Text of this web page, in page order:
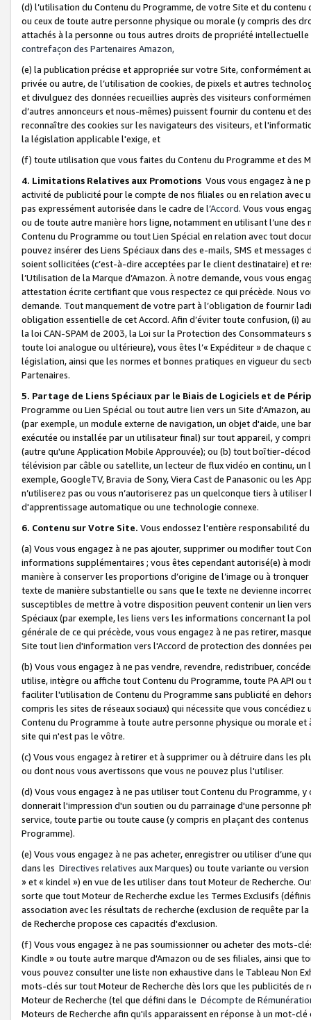
(d) l’utilisation du Contenu du Programme, de votre Site et du
ou ceux de toute autre personne physique ou morale (y compris des
attachés à la personne ou tous autres droits de propriété
contrefaçon des Partenaires Amazon,
(e) la publication précise et appropriée sur votre Site, conformément
privée ou autre, de l’utilisation de cookies, de pixels et autres
et divulguez des données recueillies auprès des visiteurs
d’autres annonceurs et nous-mêmes) puissent fournir du contenu et
reconnaître des cookies sur les navigateurs des visiteurs, et
la législation applicable l'exige, et
(f) toute utilisation que vous faites du Contenu du Programme et des
4. Limitations Relatives aux Promotions Vous vous engagez à ne
activité de publicité pour le compte de nos filiales ou en relation avec
pas expressément autorisée dans le cadre de l’Accord. Vous vous
ou de toute autre manière hors ligne, notamment en utilisant l’une
Contenu du Programme ou tout Lien Spécial en relation avec tout
pouvez insérer des Liens Spéciaux dans des e-mails, SMS et
soient sollicitées (c’est-à-dire acceptées par le client destinataire) et
l’Utilisation de la Marque d’Amazon. À notre demande, vous vous
attestation écrite certifiant que vous respectez ce qui précède. Nous
demande. Tout manquement de votre part à l’obligation de fournir
obligation essentielle de cet Accord. Afin d’éviter toute confusion, (i)
la loi CAN-SPAM de 2003, la Loi sur la Protection des
toute loi analogue ou ultérieure), vous êtes l’« Expéditeur » de
législation, ainsi que les normes et bonnes pratiques en vigueur du
Partenaires.
5. Partage de Liens Spéciaux par le Biais de Logiciels et de
Programme ou Lien Spécial ou tout autre lien vers un Site d'Amazon,
(par exemple, un module externe de navigation, un objet d'aide, une
exécutée ou installée par un utilisateur final) sur tout appareil, y
(autre qu'une Application Mobile Approuvée); ou (b) tout boîtier-
télévision par câble ou satellite, un lecteur de flux vidéo en continu,
exemple, GoogleTV, Bravia de Sony, Viera Cast de Panasonic ou les
n’utiliserez pas ou vous n’autoriserez pas un quelconque tiers à
d'apprentissage automatique ou une technologie connexe.
6. Contenu sur Votre Site. Vous endossez l'entière responsabilité
(a) Vous vous engagez à ne pas ajouter, supprimer ou modifier tout
informations supplémentaires ; vous êtes cependant autorisé(e) à
manière à conserver les proportions d’origine de l’image ou à
texte de manière substantielle ou sans que le texte ne devienne
susceptibles de mettre à votre disposition peuvent contenir un lien
Spéciaux (par exemple, les liens vers les informations concernant la
générale de ce qui précède, vous vous engagez à ne pas retirer,
Site tout lien d'information vers l'Accord de protection des données
(b) Vous vous engagez à ne pas vendre, revendre, redistribuer,
utilise, intègre ou affiche tout Contenu du Programme, toute PA API
faciliter l'utilisation de Contenu du Programme sans publicité en
compris les sites de réseaux sociaux) qui nécessite que vous
Contenu du Programme à toute autre personne physique ou morale
site qui n'est pas le vôtre.
(c) Vous vous engagez à retirer et à supprimer ou à détruire dans les
ou dont nous vous avertissons que vous ne pouvez plus l'utiliser.
(d) Vous vous engagez à ne pas utiliser tout Contenu du Programme,
donnerait l'impression d'un soutien ou du parrainage d'une personne
service, toute partie ou toute cause (y compris en plaçant des
Programme).
(e) Vous vous engagez à ne pas acheter, enregistrer ou utiliser d’une
dans les Directives relatives aux Marques) ou toute variante ou
» et « kindel ») en vue de les utiliser dans tout Moteur de Recherche.
sorte que tout Moteur de Recherche exclue les Termes Exclusifs
association avec les résultats de recherche (exclusion de requête
de Recherche propose ces capacités d'exclusion.
(f) Vous vous engagez à ne pas soumissionner ou acheter des mots-
Kindle » ou toute autre marque d'Amazon ou de ses filiales, ainsi que
vous pouvez consulter une liste non exhaustive dans le Tableau Non
mots-clés sur tout Moteur de Recherche dès lors que les publicités de
Moteur de Recherche (tel que défini dans le Décompte de
Moteurs de Recherche afin qu'ils apparaissent en réponse à un mot-